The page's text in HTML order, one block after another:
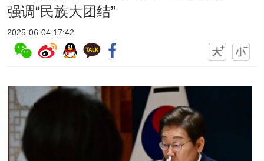
强调“民族大团结”
2025-06-04 17:42